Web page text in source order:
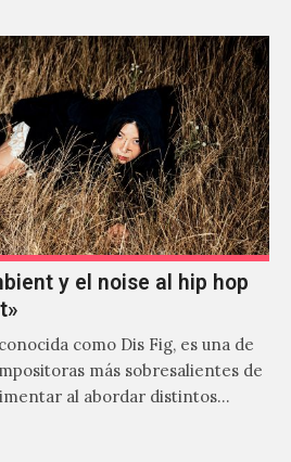
y el noise al hip hop
como Dis Fig, es una de
más sobresalientes de
al abordar distintos